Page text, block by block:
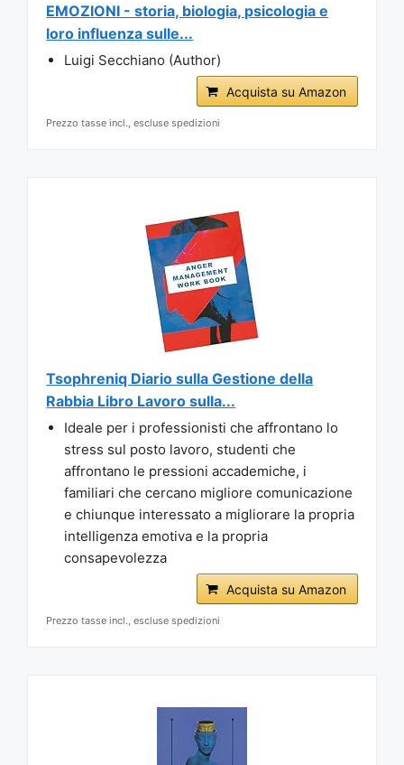
EMOZIONI - storia, biologia, psicologia e
loro influenza sulle...
Luigi Secchiano (Author)
Acquista su Amazon
Prezzo tasse incl., escluse spedizioni
Tsophreniq Diario sulla Gestione della
Rabbia Libro Lavoro sulla...
Ideale per i professionisti che affrontano lo
stress sul posto lavoro, studenti che
affrontano le pressioni accademiche, i
familiari che cercano migliore comunicazione
e chiunque interessato a migliorare la propria
intelligenza emotiva e la propria
consapevolezza
Acquista su Amazon
Prezzo tasse incl., escluse spedizioni